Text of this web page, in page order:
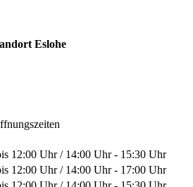
Eslohe
12:00 Uhr / 14:00 Uhr - 15:30 Uhr
12:00 Uhr / 14:00 Uhr - 17:00 Uhr